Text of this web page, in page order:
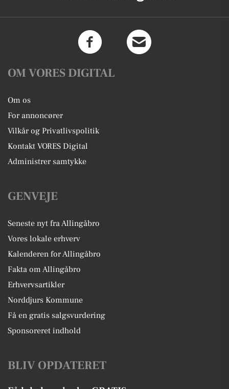
OM VORES DIGITAL
Om os
For annoncører
Vilkår og Privatlivspolitik
Kontakt VORES Digital
Administrer samtykke
GENVEJE
Seneste nyt fra Allingåbro
Vores lokale erhverv
Kalenderen for Allingåbro
Fakta om Allingåbro
Erhvervsartikler
Norddjurs Kommune
Få en gratis salgsvurdering
Sponsoreret indhold
BLIV OPDATERET